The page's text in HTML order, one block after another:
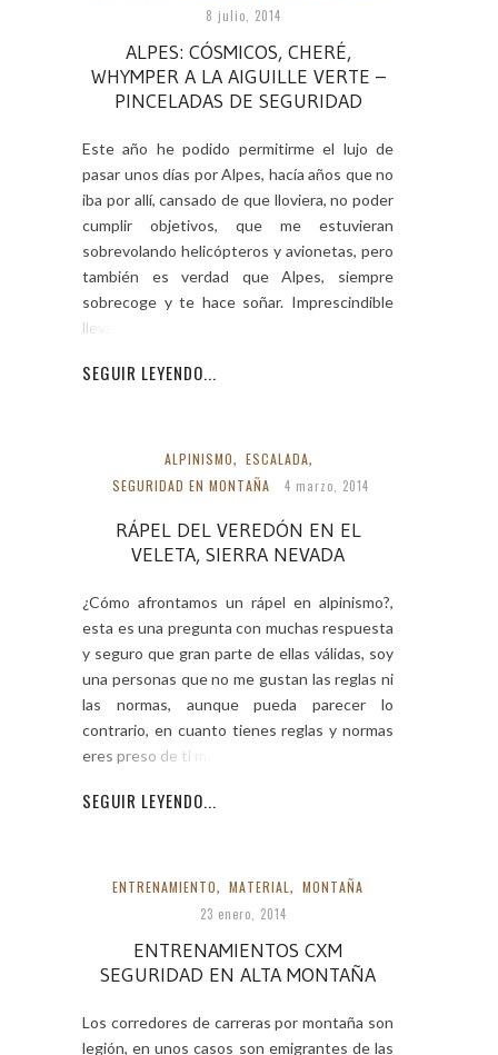
8 julio, 2014
ALPES: CÓSMICOS, CHERÉ,
WHYMPER A LA AIGUILLE VERTE –
PINCELADAS DE SEGURIDAD
Este año he podido permitirme el lujo de
pasar unos días por Alpes, hacía años que no
iba por allí, cansado de que lloviera, no poder
cumplir objetivos, que me estuvieran
sobrevolando helicópteros y avionetas, pero
también es verdad que Alpes, siempre
sobrecoge y te hace soñar. Imprescindible
llevar varios
SEGUIR LEYENDO...
ALPINISMO, ESCALADA,
SEGURIDAD EN MONTAÑA
4 marzo, 2014
RÁPEL DEL VEREDÓN EN EL
VELETA, SIERRA NEVADA
¿Cómo afrontamos un rápel en alpinismo?,
esta es una pregunta con muchas respuesta
y seguro que gran parte de ellas válidas, soy
una personas que no me gustan las reglas ni
las normas, aunque pueda parecer lo
contrario, en cuanto tienes reglas y normas
eres preso de ti mismo, en
SEGUIR LEYENDO...
ENTRENAMIENTO, MATERIAL , MONTAÑA
23 enero, 2014
ENTRENAMIENTOS CXM
SEGURIDAD EN ALTA MONTAÑA
Los corredores de carreras por montaña son
legión, en unos casos son emigrantes de las